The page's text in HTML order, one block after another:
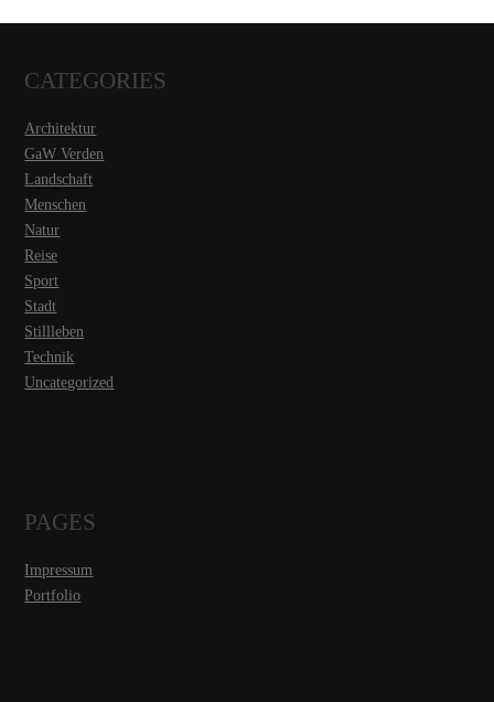
CATEGORIES
Architektur
GaW Verden
Landschaft
Menschen
Natur
Reise
Sport
Stadt
Stillleben
Technik
Uncategorized
PAGES
Impressum
Portfolio